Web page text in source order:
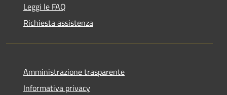
Leggi le FAQ
Richiesta assistenza
Amministrazione trasparente
Informativa privacy